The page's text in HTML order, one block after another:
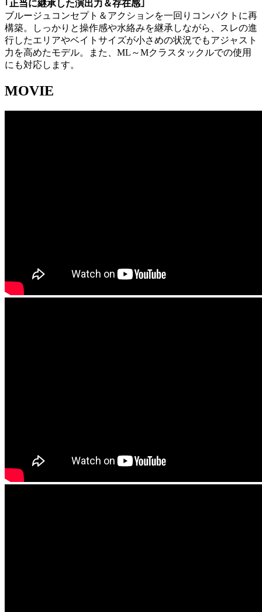
｢正当に継承した演出力＆存在感｣
ブルージュコンセプト＆アクションを一回りコンパクトに再
構築。しっかりと操作感や水絡みを継承しながら、スレの進
行したエリアやベイトサイズが小さめの状況でもアジャスト
力を高めたモデル。また、ML～Mクラスタックルでの使用
にも対応します。
MOVIE